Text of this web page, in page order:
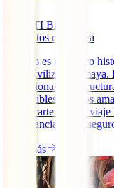
IATI Blog
minutos de lectura
México es un tesoro
de la civilización maya.
impresionantes
imperdibles para los
embarcarte en este
importancia de un
Leer más